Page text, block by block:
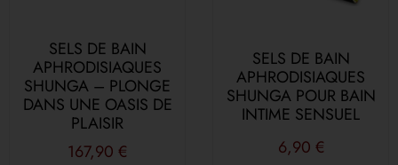
SELS DE BAIN
APHRODISIAQUES
SHUNGA – PLONGE
DANS UNE OASIS DE
PLAISIR
167,90 €
SELS DE BAIN
APHRODISIAQUES
SHUNGA POUR BAIN
INTIME SENSUEL
6,90 €